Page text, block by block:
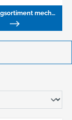
Werkzeugsortiment mechanic, 42-teilig